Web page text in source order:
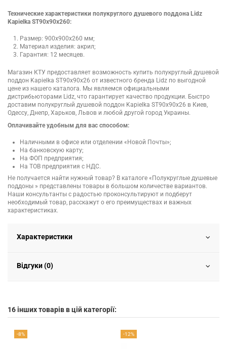
Технические характеристики полукруглого душевого поддона Lidz
Kapielka ST90x90x260:
Размер: 900х900х260 мм;
Материал изделия: акрил;
Гарантия: 12 месяцев.
Магазин КТУ предоставляет возможность купить полукруглый душевой
поддон Kapielka ST90x90x26 от известного бренда Lidz по выгодной
цене из нашего каталога. Мы являемся официальными
дистрибьюторами Lidz, что гарантирует качество продукции. Быстро
доставим полукруглый душевой поддон Kapielka ST90x90x26 в Киев,
Одессу, Днепр, Харьков, Львов и любой другой город Украины.
Оплачивайте удобным для вас способом:
Наличными в офисе или отделении «Новой Почты»;
На банковскую карту;
На ФОП предприятия;
На ТОВ предприятия с НДС.
Не получается найти нужный товар? В каталоге «Полукруглые душевые
поддоны » представлены товары в большом количестве вариантов.
Наши консультанты с радостью проконсультируют и подберут
необходимый товар, расскажут о его преимуществах и важных
характеристиках.
Характеристики
Відгуки (0)
16 інших товарів в цій категорії:
-8% -12%